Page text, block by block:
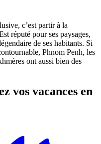
c’est partir à la
réputé pour ses paysages,
de ses habitants. Si
Phnom Penh, les
ont aussi bien des
vos vacances en